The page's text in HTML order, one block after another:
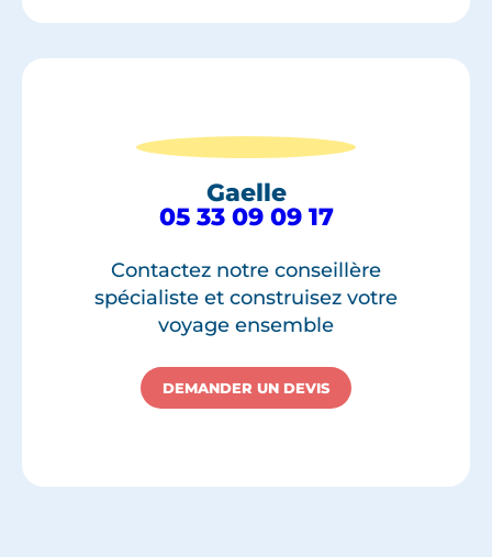
Gaelle
05 33 09 09 17
Contactez notre conseillère
spécialiste et construisez votre
voyage ensemble
DEMANDER UN DEVIS